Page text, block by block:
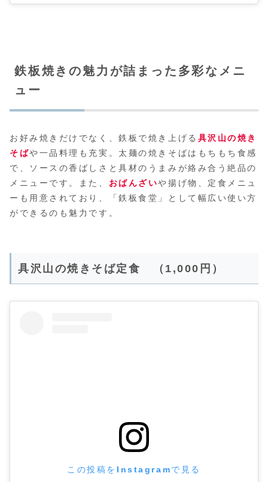
鉄板焼きの魅力が詰まった多彩なメニ
ュー
お好み焼きだけでなく、鉄板で焼き上げる 具沢山の焼き
そばや一品料理も充実。太麺の焼きそばはもちもち食感
で、ソースの香ばしさと具材のうまみが絡み合う絶品の
メニューです。また、 おばんざいや揚げ物、定食メニュ
ーも用意されており、「鉄板食堂」として幅広い使い方
ができるのも魅力です。
具沢山の焼きそば定食 （1,000円）
この投稿をInstagramで見る